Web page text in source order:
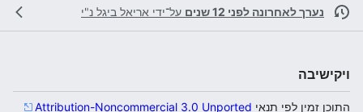
נערך לאחרונה לפני 12 שנים על־ידי אריאל ביגל נ"י
ויקישיבה
התוכן זמין לפי תנאי Attribution-Noncommercial 3.0 Unported